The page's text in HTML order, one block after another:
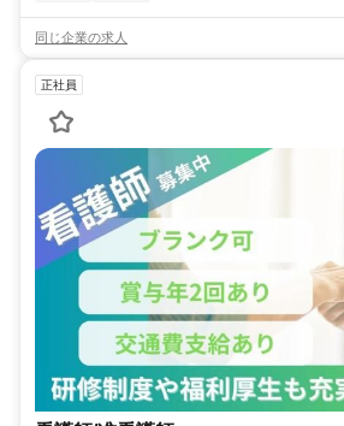
同じ企業の求人
正社員